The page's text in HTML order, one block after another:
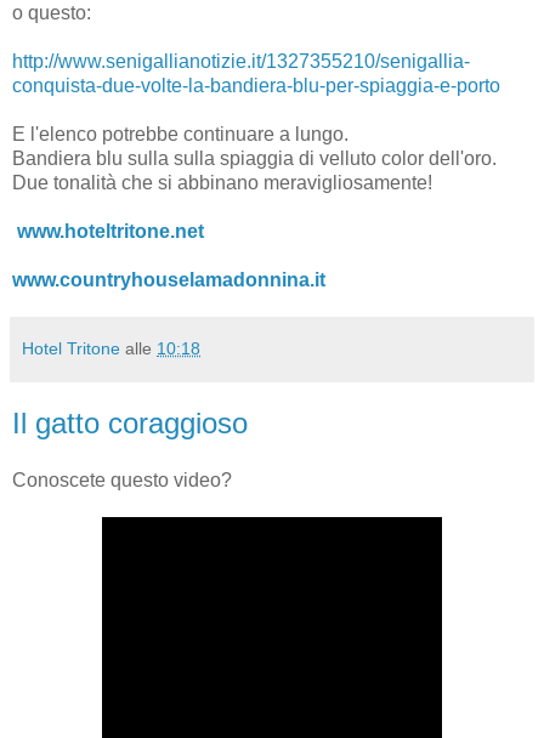
o questo:
http://www.senigallianotizie.it/1327355210/senigallia-
conquista-due-volte-la-bandiera-blu-per-spiaggia-e-porto
E l'elenco potrebbe continuare a lungo.
Bandiera blu sulla sulla spiaggia di velluto color dell'oro.
Due tonalità che si abbinano meravigliosamente!
www.hoteltritone.net
www.countryhouselamadonnina.it
Hotel Tritone alle 10:18
Il gatto coraggioso
Conoscete questo video?